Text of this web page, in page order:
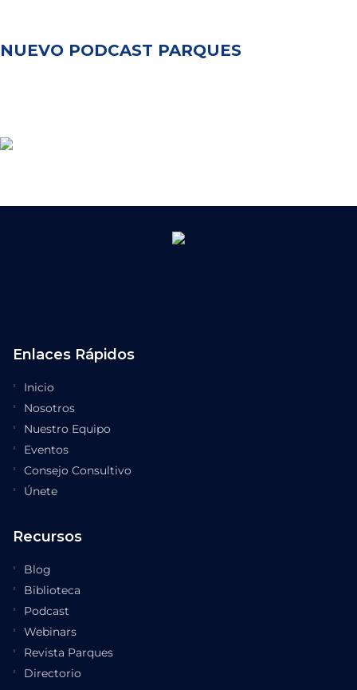
NUEVO PODCAST PARQUES
Enlaces Rápidos
Inicio
Nosotros
Nuestro Equipo
Eventos
Consejo Consultivo
Únete
Recursos
Blog
Biblioteca
Podcast
Webinars
Revista Parques
Directorio